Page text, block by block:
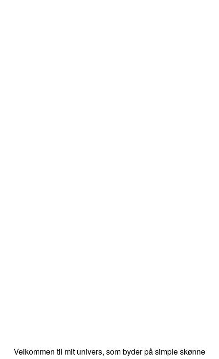
Velkommen til mit univers, som byder på simple skønne